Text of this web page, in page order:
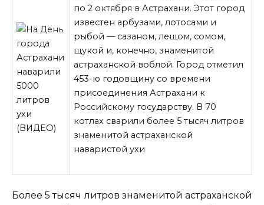
по 2 октября в Астрахани. Этот город
известен арбузами, лотосами и
рыбой — сазаном, лещом, сомом,
щукой и, конечно, знаменитой
астраханской воблой. Город отметил
453-ю годовщину со времени
присоединения Астрахани к
Российскому государству. В 70
котлах сварили более 5 тысяч литров
знаменитой астраханской
наваристой ухи
Более 5 тысяч литров знаменитой астраханской